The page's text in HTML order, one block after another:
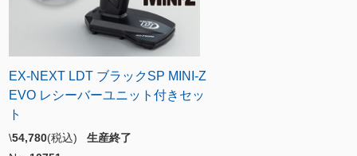
EX-NEXT LDT ブラックSP MINI-Z
EVO レシーバーユニット付きセッ
ト
\54,780(税込) 生産終了